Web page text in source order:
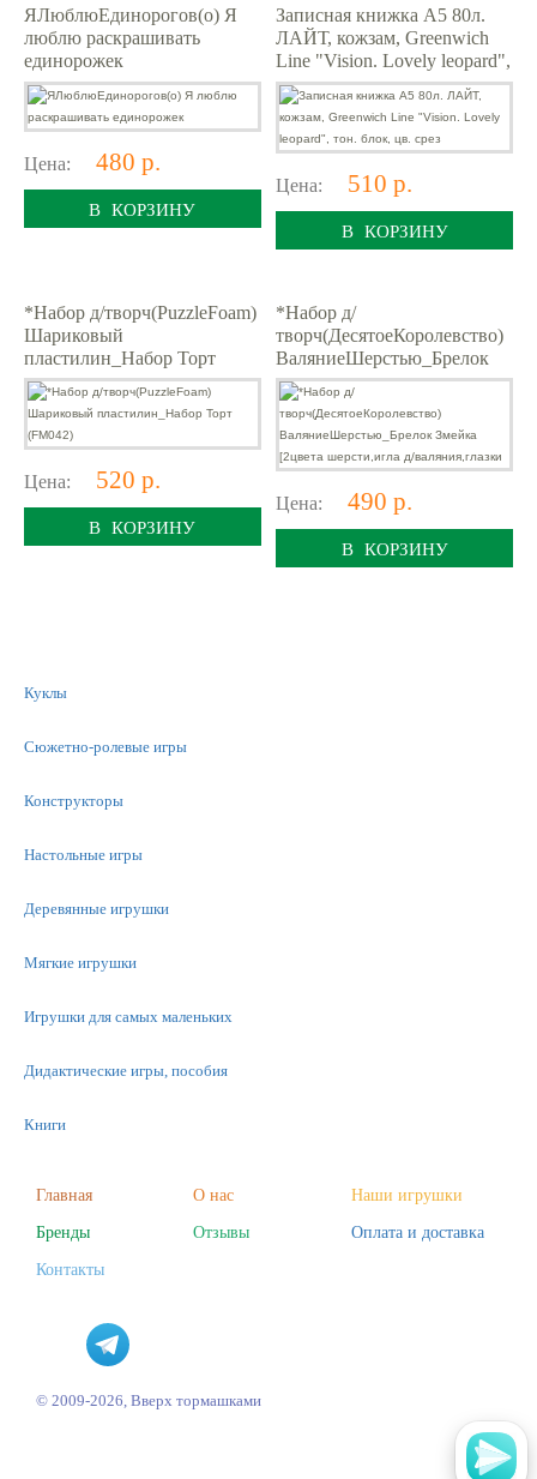
ЯЛюблюЕдинорогов(о) Я
люблю раскрашивать
единорожек
Цена: 480 р.
В КОРЗИНУ
Записная книжка А5 80л.
ЛАЙТ, кожзам, Greenwich
Line "Vision. Lovely leopard",
тон. блок, цв. срез
Цена: 510 р.
В КОРЗИНУ
*Набор д/творч(PuzzleFoam)
Шариковый
пластилин_Набор Торт
(FM042)
Цена: 520 р.
В КОРЗИНУ
*Набор д/
творч(ДесятоеКоролевство)
ВаляниеШерстью_Брелок
Змейка [2цвета шерсти,игла
д/валяния,глазки
Цена: 490 р.
В КОРЗИНУ
Куклы
Сюжетно-ролевые игры
Конструкторы
Настольные игры
Деревянные игрушки
Мягкие игрушки
Игрушки для самых маленьких
Дидактические игры, пособия
Книги
Фигурки
Наборы для творчества
Пазлы
Главная О нас
Наши игрушки
Бренды
Отзывы
Оплата и доставка
Контакты
© 2009-2026, Вверх тормашками